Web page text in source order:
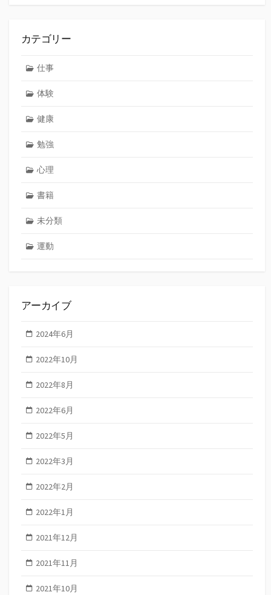
カテゴリー
仕事
体験
健康
勉強
心理
書籍
未分類
運動
アーカイブ
2024年6月
2022年10月
2022年8月
2022年6月
2022年5月
2022年3月
2022年2月
2022年1月
2021年12月
2021年11月
2021年10月